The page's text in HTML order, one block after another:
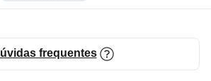
frequentes